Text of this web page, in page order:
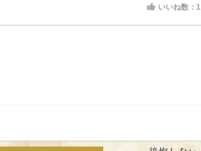
いいね数：1